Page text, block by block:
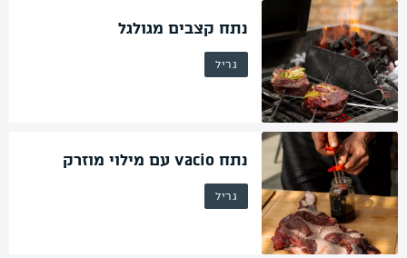
נתח קצבים מגולגל
גריל
נתח vacio עם מילוי מוזרק
גריל